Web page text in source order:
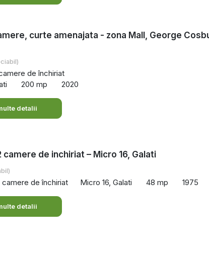
curte amenajata - zona Mall, George
de închiriat
200 mp 2020
detalii
de inchiriat – Micro 16, Galati
de închiriat Micro 16, Galati 48 mp 1975
detalii